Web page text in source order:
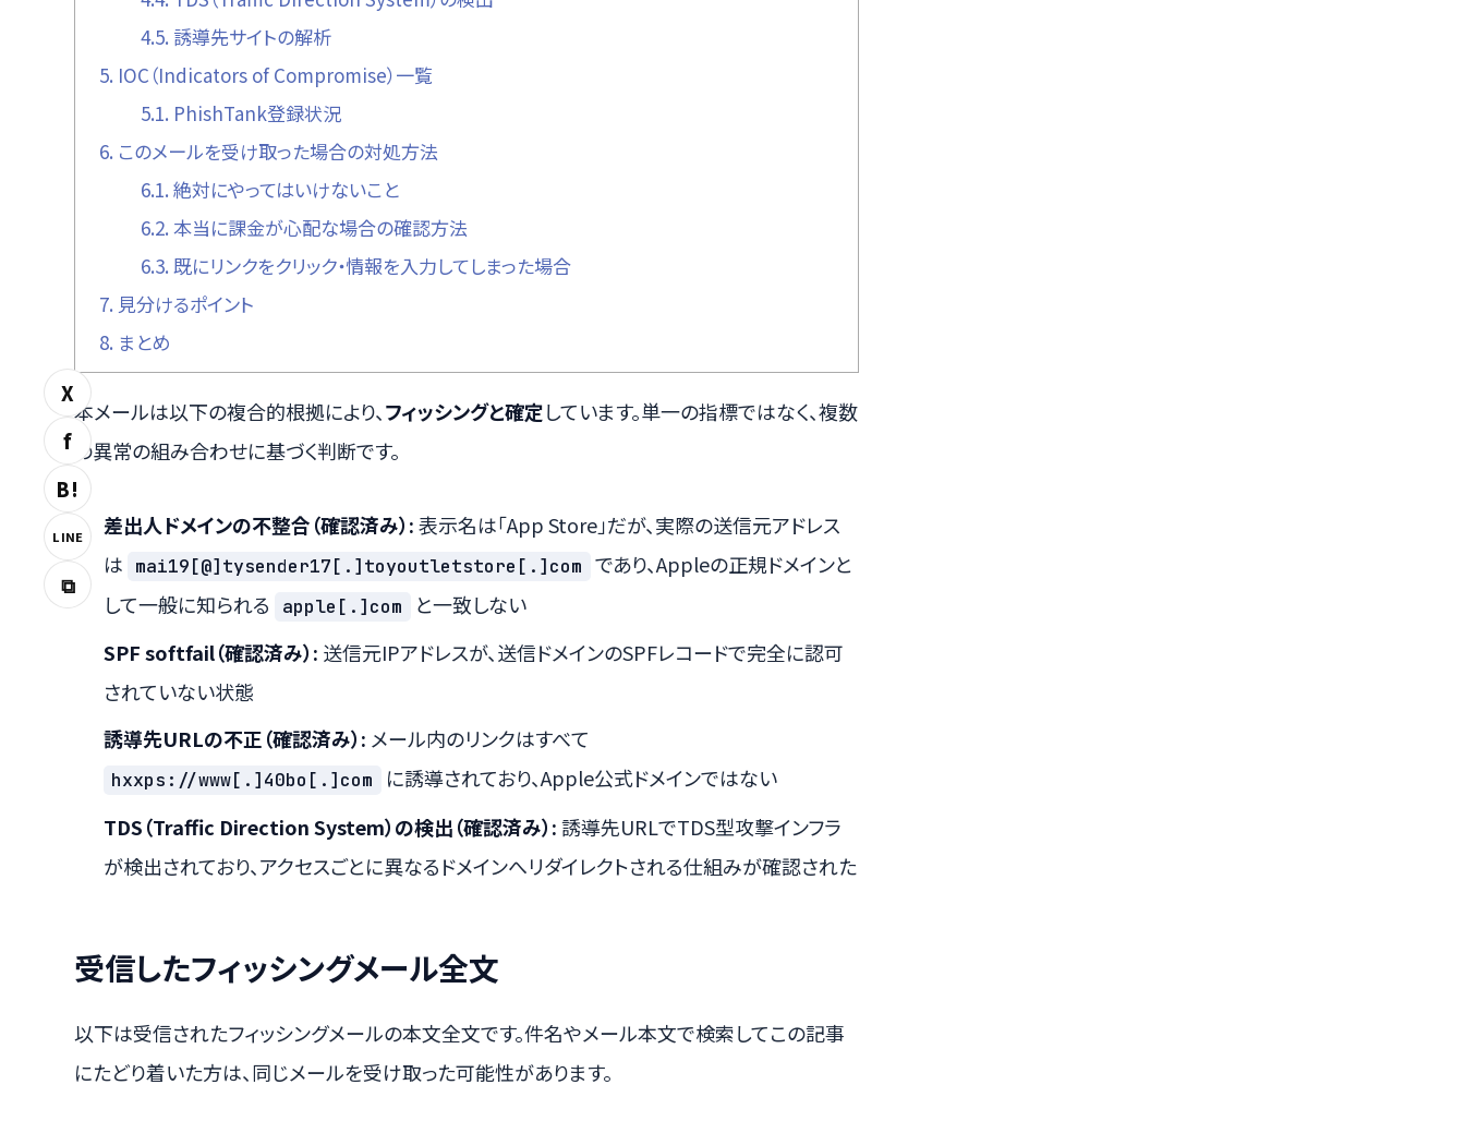
X
f
B!
LINE
⧉
4.5. 誘導先サイトの解析
5. IOC（Indicators of Compromise）一覧
5.1. PhishTank登録状況
6. このメールを受け取った場合の対処方法
6.1. 絶対にやってはいけないこと
6.2. 本当に課金が心配な場合の確認方法
6.3. 既にリンクをクリック・情報を入力してしまった場合
7. 見分けるポイント
8. まとめ
本メールは以下の複合的根拠により、フィッシングと確定しています。単一の指標ではなく、複数
の異常の組み合わせに基づく判断です。
差出人ドメインの不整合（確認済み）:表示名は「App Store」だが、実際の送信元アドレス
は mai19[@]tysender17[.]toyoutletstore[.]com であり、Appleの正規ドメインと
して一般に知られる
apple[.]com
と一致しない
SPF softfail（確認済み）: 送信元IPアドレスが、送信ドメインのSPFレコードで完全に認可
されていない状態
誘導先URLの不正（確認済み）: メール内のリンクはすべて
hxxps://www[.]40bo[.]com
に誘導されており、Apple公式ドメインではない
TDS（Traffic Direction System）の検出（確認済み）:誘導先URLでTDS型攻撃インフラ
が検出されており、アクセスごとに異なるドメインへリダイレクトされる仕組みが確認された
受信したフィッシングメール全文
以下は受信されたフィッシングメールの本文全文です。件名やメール本文で検索してこの記事
にたどり着いた方は、同じメールを受け取った可能性があります。